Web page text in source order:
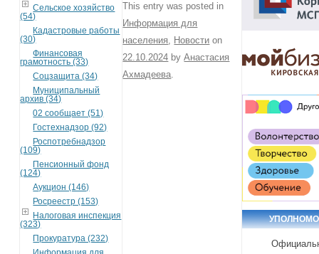
Сельское хозяйство
(54)
Кадастровые работы
(30)
Финансовая
грамотность (33)
Соцзащита (34)
Муниципальный
архив (34)
02 сообщает (51)
Гостехнадзор (92)
Роспотребнадзор
(109)
Пенсионный фонд
(124)
Аукцион (146)
Росреестр (153)
Налоговая инспекция
(323)
Прокуратура (232)
This entry was posted in
Информация для
населения, Новости on
22.10.2024 byАнастасия
Ахмадеева.